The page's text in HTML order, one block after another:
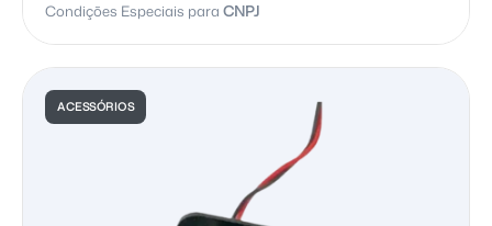
Condições Especiais para CNPJ
ACESSÓRIOS